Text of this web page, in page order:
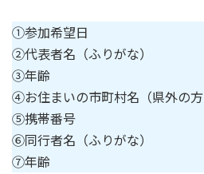
①参加希望日
②代表者名（ふりがな）
③年齢
④お住まいの市町村名（県外の方
⑤携帯番号
⑥同行者名（ふりがな）
⑦年齢